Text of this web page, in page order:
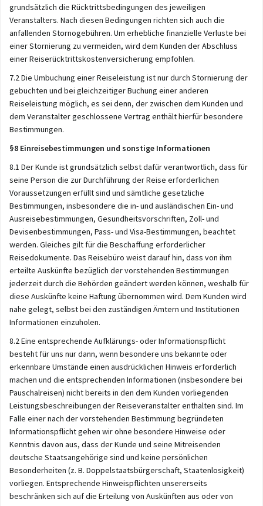
grundsätzlich die Rücktrittsbedingungen des jeweiligen
Veranstalters. Nach diesen Bedingungen richten sich auch die
anfallenden Stornogebühren. Um erhebliche finanzielle Verluste bei
einer Stornierung zu vermeiden, wird dem Kunden der Abschluss
einer Reiserücktrittskostenversicherung empfohlen.
7.2 Die Umbuchung einer Reiseleistung ist nur durch Stornierung der
gebuchten und bei gleichzeitiger Buchung einer anderen
Reiseleistung möglich, es sei denn, der zwischen dem Kunden und
dem Veranstalter geschlossene Vertrag enthält hierfür besondere
Bestimmungen.
§8 Einreisebestimmungen und sonstige Informationen
8.1 Der Kunde ist grundsätzlich selbst dafür verantwortlich, dass für
seine Person die zur Durchführung der Reise erforderlichen
Voraussetzungen erfüllt sind und sämtliche gesetzliche
Bestimmungen, insbesondere die in- und ausländischen Ein- und
Ausreisebestimmungen, Gesundheitsvorschriften, Zoll- und
Devisenbestimmungen, Pass- und Visa-Bestimmungen, beachtet
werden. Gleiches gilt für die Beschaffung erforderlicher
Reisedokumente. Das Reisebüro weist darauf hin, dass von ihm
erteilte Auskünfte bezüglich der vorstehenden Bestimmungen
jederzeit durch die Behörden geändert werden können, weshalb für
diese Auskünfte keine Haftung übernommen wird. Dem Kunden wird
nahe gelegt, selbst bei den zuständigen Ämtern und Institutionen
Informationen einzuholen.
8.2 Eine entsprechende Aufklärungs- oder Informationspflicht
besteht für uns nur dann, wenn besondere uns bekannte oder
erkennbare Umstände einen ausdrücklichen Hinweis erforderlich
machen und die entsprechenden Informationen (insbesondere bei
Pauschalreisen) nicht bereits in den dem Kunden vorliegenden
Leistungsbeschreibungen der Reiseveranstalter enthalten sind. Im
Falle einer nach der vorstehenden Bestimmung begründeten
Informationspflicht gehen wir ohne besondere Hinweise oder
Kenntnis davon aus, dass der Kunde und seine Mitreisenden
deutsche Staatsangehörige sind und keine persönlichen
Besonderheiten (z. B. Doppelstaatsbürgerschaft, Staatenlosigkeit)
vorliegen. Entsprechende Hinweispflichten unsererseits
beschränken sich auf die Erteilung von Auskünften aus oder von